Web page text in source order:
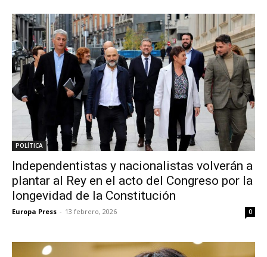
POLÍTICA
Independentistas y nacionalistas volverán a
plantar al Rey en el acto del Congreso por la
longevidad de la Constitución
Europa Press - 13 febrero, 2026 0